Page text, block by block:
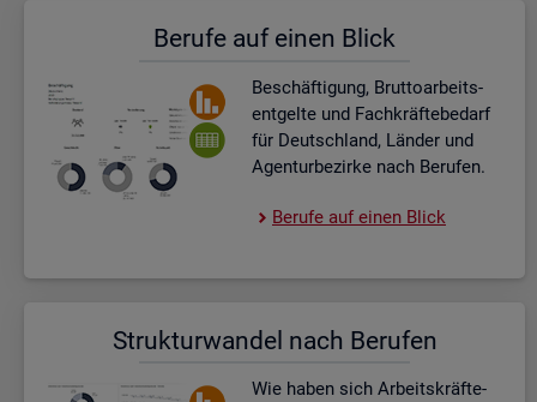
Be­ru­fe auf einen Blick
Be­schäf­ti­gung, Brut­to­ar­beits­
ent­gel­te und Fach­kräf­te­be­darf
für Deutsch­land, Län­der und
Agen­tur­be­zir­ke nach Be­ru­fen.
Be­ru­fe auf einen Blick
Struk­tur­wan­del nach Be­ru­fen
Wie haben sich Ar­beits­kräf­te­